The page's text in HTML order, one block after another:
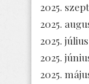
2025.
2025.
2025. július
2025.
2025.